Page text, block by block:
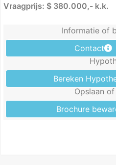
Vraagprijs: $ 380.000,- k.k.
Informatie of
Contact
Bereken
Opslaan
Brochure